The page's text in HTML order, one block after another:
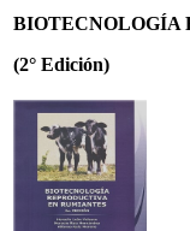
BIOTECNOLOGÍA
(2° Edición)